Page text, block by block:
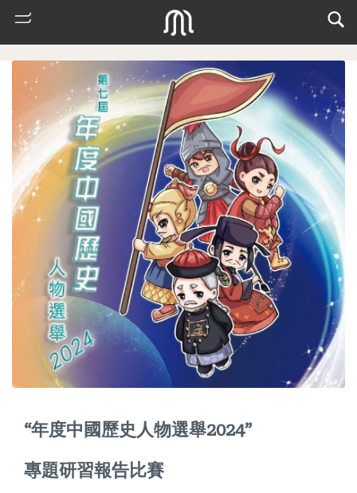
索
互動專區
“年度中國歷史人物選舉2024”
專題研習報告比賽